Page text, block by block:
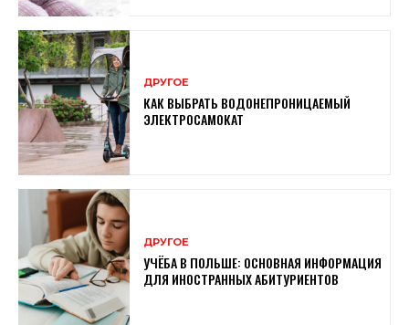
ДРУГОЕ
КАК ВЫБРАТЬ ВОДОНЕПРОНИЦАЕМЫЙ
ЭЛЕКТРОСАМОКАТ
ДРУГОЕ
УЧЁБА В ПОЛЬШЕ: ОСНОВНАЯ ИНФОРМАЦИЯ
ДЛЯ ИНОСТРАННЫХ АБИТУРИЕНТОВ